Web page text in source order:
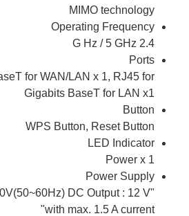
MIMO technology
Operating Frequency
2.4 G Hz / 5 GHz
Ports
for WAN/LAN x 1, RJ45 for
Gigabits BaseT for LAN x1
Button
WPS Button, Reset Button
LED Indicator
Power x 1
Power Supply
DC Output : 12 V
with max. 1.5 A current"